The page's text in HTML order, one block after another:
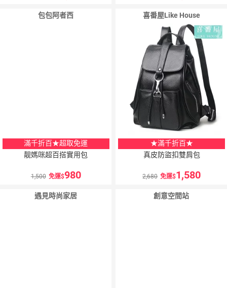
包包阿者西
滿千折百★超取免運
靓媽咪超百搭實用包
1,500 免運 980
喜番屋Like House
★滿千折百★
真皮防盜扣雙肩包
2,680 免運 1,580
遇見時尚家居 創意空間站